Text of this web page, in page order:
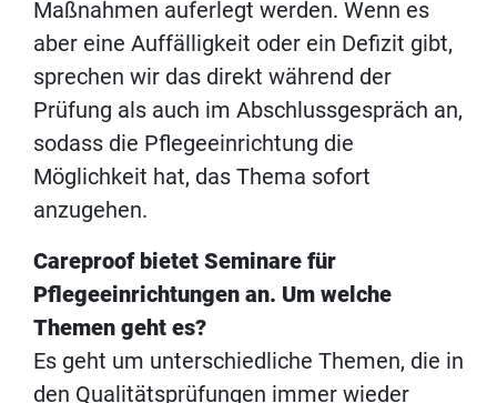
Maßnahmen auferlegt werden. Wenn es
aber eine Auffälligkeit oder ein Defizit gibt,
sprechen wir das direkt während der
Prüfung als auch im Abschlussgespräch an,
sodass die Pflegeeinrichtung die
Möglichkeit hat, das Thema sofort
anzugehen.
Careproof bietet Seminare für
Pflegeeinrichtungen an. Um welche
Themen geht es?
Es geht um unterschiedliche Themen, die in
den Qualitätsprüfungen immer wieder